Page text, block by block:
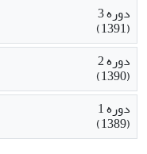
دوره 3
(1391)
دوره 2
(1390)
دوره 1
(1389)